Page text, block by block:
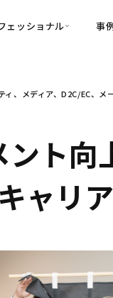
育
ェッショナル
・Customer-Led
事
、メディア、D2C/EC、メ
ト
ャリ